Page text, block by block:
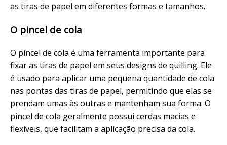
as tiras de papel em diferentes formas e tamanhos.
O pincel de cola
O pincel de cola é uma ferramenta importante para
fixar as tiras de papel em seus designs de quilling. Ele
é usado para aplicar uma pequena quantidade de cola
nas pontas das tiras de papel, permitindo que elas se
prendam umas às outras e mantenham sua forma. O
pincel de cola geralmente possui cerdas macias e
flexíveis, que facilitam a aplicação precisa da cola.